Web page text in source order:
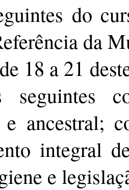
do
da
18 a 21
seguintes
ancestral;
integral
e